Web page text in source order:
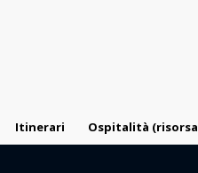
Itinerari Ospitalità